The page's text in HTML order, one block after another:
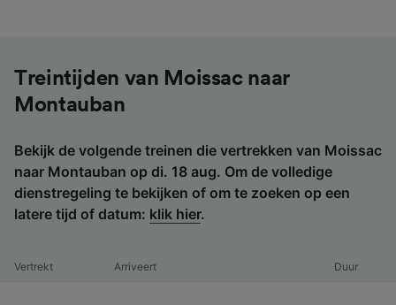
Treintijden van Moissac naar
Montauban
Bekijk de volgende treinen die vertrekken van Moissac
naar Montauban op di. 18 aug. Om de volledige
dienstregeling te bekijken of om te zoeken op een
latere tijd of datum: klik hier.
Vertrekt Arriveert Duur